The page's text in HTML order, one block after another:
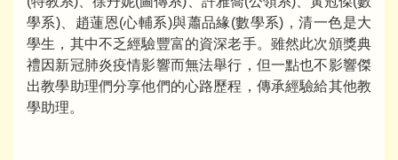
學系)、趙蓮恩(心輔系)與蕭品緣(數學系)，清一色是大
學生，其中不乏經驗豐富的資深老手。雖然此次頒獎典
禮因新冠肺炎疫情影響而無法舉行，但一點也不影響傑
出教學助理們分享他們的心路歷程，傳承經驗給其他教
學助理。